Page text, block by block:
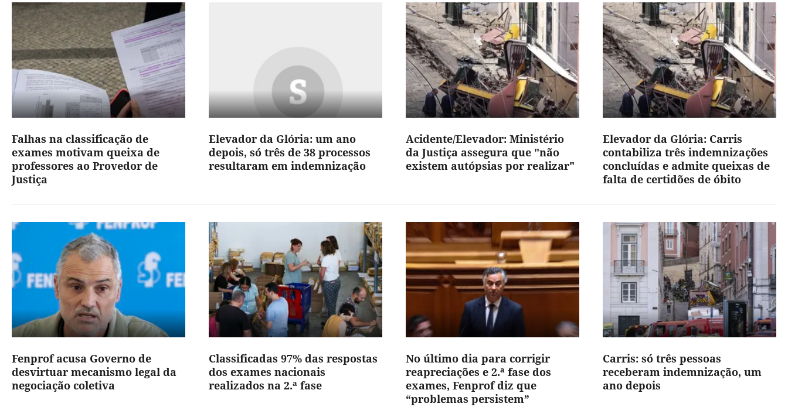
Falhas na classificação de
exames motivam queixa de
professores ao Provedor de
Justiça
Elevador da Glória: um ano
depois, só três de 38 processos
resultaram em indemnização
Acidente/Elevador: Ministério
da Justiça assegura que "não
existem autópsias por realizar"
Elevador da Glória: Carris
contabiliza três indemnizações
concluídas e admite queixas de
falta de certidões de óbito
Fenprof acusa Governo de
desvirtuar mecanismo legal da
negociação coletiva
Classificadas 97% das respostas
dos exames nacionais
realizados na 2.ª fase
No último dia para corrigir
reapreciações e 2.ª fase dos
exames, Fenprof diz que
“problemas persistem”
Carris: só três pessoas
receberam indemnização, um
ano depois